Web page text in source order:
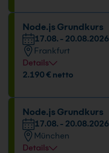
Datum und Uhrzeit
17.08. - 20.08.2026
09:00 - 16:00 Uhr
Node.js Grundkurs
17.08. - 20.08.2026
Frankfurt
Details
Veranstaltungsort
Datum und Uhrzeit
17.08. - 20.08.2026
09:00 - 16:00 Uhr
2.190 € netto
Node.js Grundkurs
17.08. - 20.08.2026
München
Details